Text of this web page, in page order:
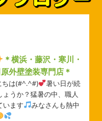
＊横浜・藤沢・寒川・
外壁塗装専門店＊
ちは(#^.^#)
暑い日が続
うか？猛暑の中、職人
います
みなさんも熱中